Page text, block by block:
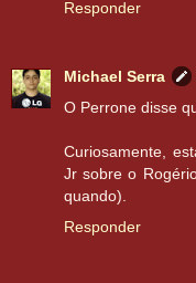
Responder
Michael Serra
O Perrone disse
Curiosamente,
Jr sobre o
quando).
Responder